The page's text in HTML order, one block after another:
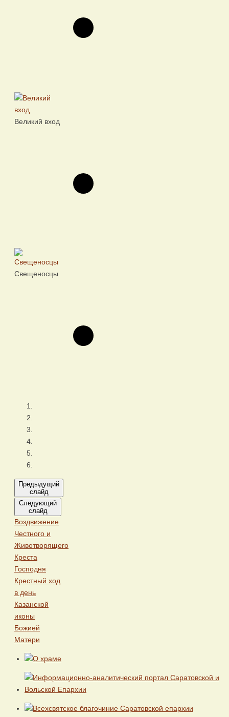
Великий вход
Свещеносцы
Предыдущий
слайд
Следующий
слайд
Воздвижение
Честного и
Животворящего
Креста
Господня
Крестный ход
в день
Казанской
иконы
Божией
Матери